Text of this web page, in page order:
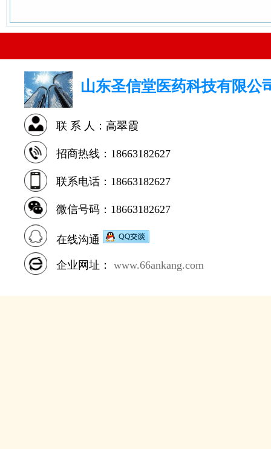
山东圣信堂医药科技有限公
联 系 人：高翠霞
招商热线：18663182627
联系电话：18663182627
微信号码：18663182627
在线沟通
企业网址： www.66ankang.com